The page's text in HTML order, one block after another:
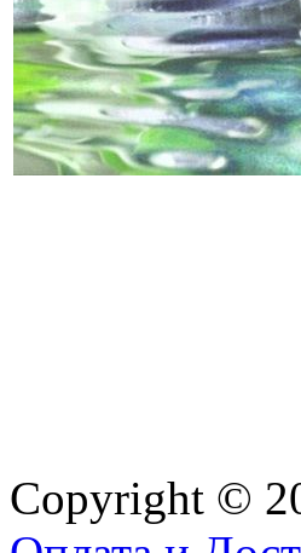
Copyright ©